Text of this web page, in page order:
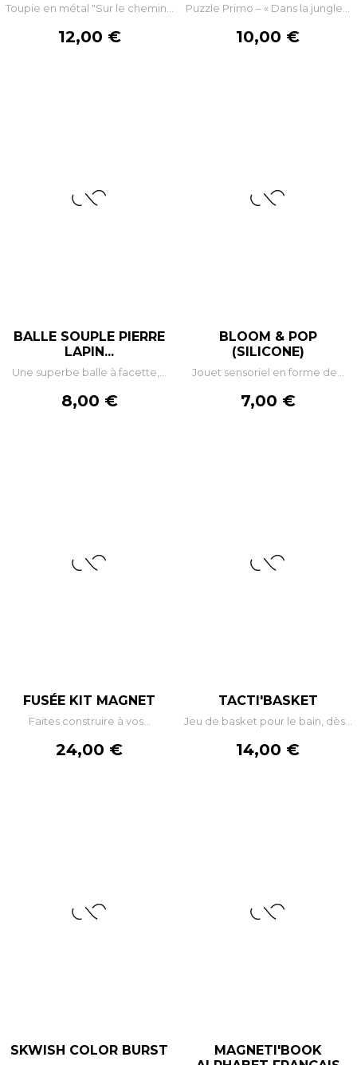
Toupie en métal "Sur le chemin...
Prix
12,00 €
Puzzle Primo – « Dans la jungle...
Prix
10,00 €
BALLE SOUPLE PIERRE
LAPIN...
Une superbe balle à facette,...
Prix
8,00 €
BLOOM & POP
(SILICONE)
Jouet sensoriel en forme de...
Prix
7,00 €
FUSÉE KIT MAGNET
Faites construire à vos...
Prix
24,00 €
TACTI'BASKET
Jeu de basket pour le bain, dès...
Prix
14,00 €
SKWISH COLOR BURST
MAGNETI'BOOK